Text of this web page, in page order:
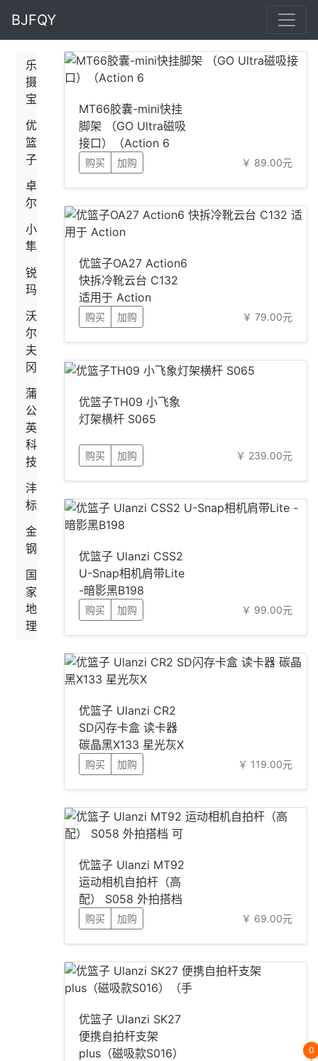
BJFQY
0
乐
摄
宝
优
篮
子
卓
尔
小
隼
锐
玛
沃
尔
夫
冈
蒲
公
英
科
技
沣
标
金
钢
国
家
地
理
MT66胶囊-mini快挂
脚架 （GO Ultra磁吸
接口）（Action 6
购买 加购 ￥ 89.00元
优篮子OA27 Action6
快拆冷靴云台 C132
适用于 Action
购买 加购 ￥ 79.00元
优篮子TH09 小飞象
灯架横杆 S065
购买 加购 ￥ 239.00元
优篮子 Ulanzi CSS2
U-Snap相机肩带Lite
-暗影黑B198
购买 加购 ￥ 99.00元
优篮子 Ulanzi CR2
SD闪存卡盒 读卡器
碳晶黑X133 星光灰X
购买 加购 ￥ 119.00元
优篮子 Ulanzi MT92
运动相机自拍杆（高
配） S058 外拍搭档
可
购买 加购 ￥ 69.00元
优篮子 Ulanzi SK27
便携自拍杆支架
plus（磁吸款S016）